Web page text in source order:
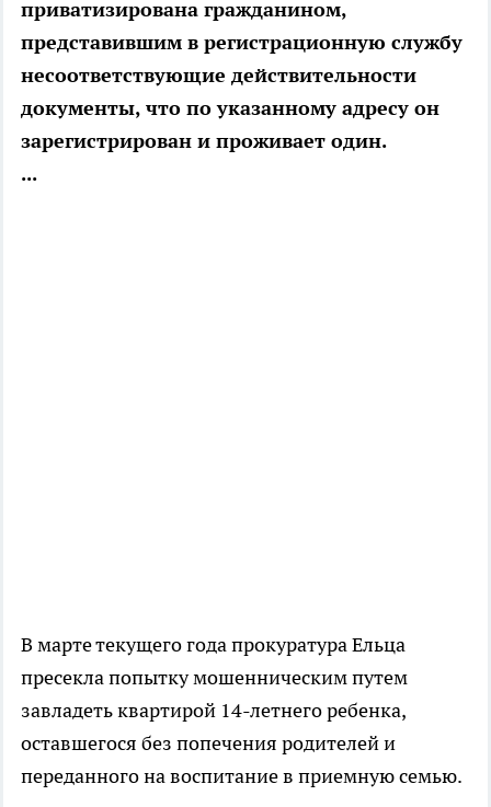
приватизирована гражданином,
представившим в регистрационную службу
несоответствующие действительности
документы, что по указанному адресу он
зарегистрирован и проживает один.
...
В марте текущего года прокуратура Ельца
пресекла попытку мошенническим путем
завладеть квартирой 14-летнего ребенка,
оставшегося без попечения родителей и
переданного на воспитание в приемную семью.